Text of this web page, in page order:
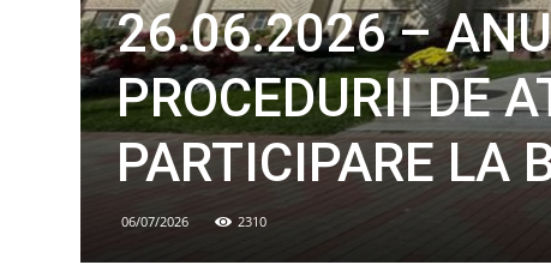
26.06.2026 –
PROCEDURII DE
PARTICIPARE LA
06/07/2026 2310